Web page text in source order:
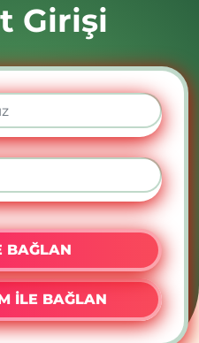
Girişi
BAĞLAN
İLE BAĞLAN